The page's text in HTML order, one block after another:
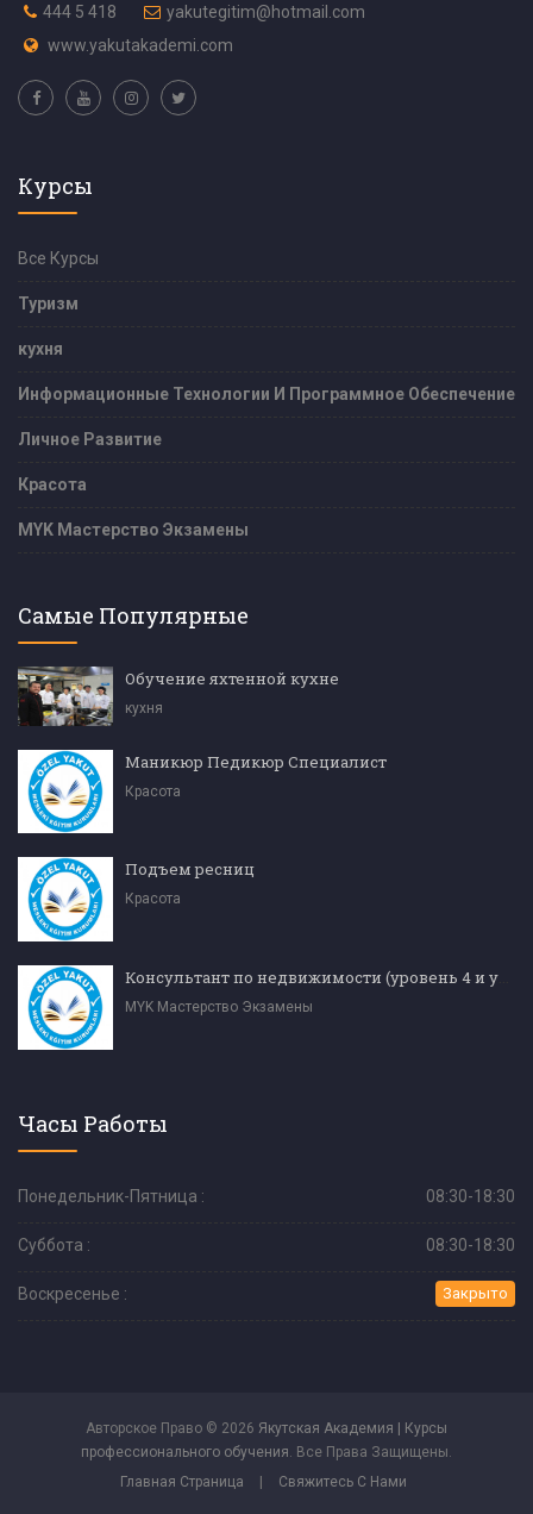
444 5 418
yakutegitim@hotmail.com
www.yakutakademi.com
Курсы
Все Курсы
Туризм
кухня
Информационные Технологии И Программное Обеспечение
Личное Развитие
Красота
MYK Мастерство Экзамены
Самые Популярные
Обучение яхтенной кухне
кухня
Маникюр Педикюр Специалист
Красота
Подъем ресниц
Красота
MYK Мастерство Экзамены
Часы Работы
Понедельник-Пятница : 08:30-18:30
Суббота : 08:30-18:30
Воскресенье : Закрыто
Авторское Право © 2026 Якутская Академия | Курсы
профессионального обучения. Все Права Защищены.
Главная Страница
Свяжитесь С Нами